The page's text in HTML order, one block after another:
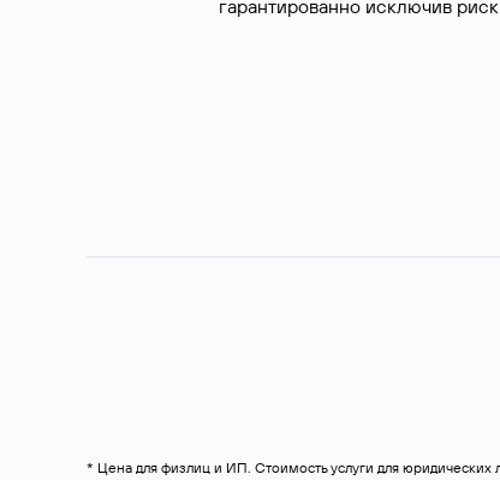
гарантированно исключив
* Цена для физлиц и ИП. Стоимость услуги для